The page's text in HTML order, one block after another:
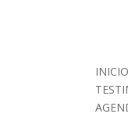
INICIO